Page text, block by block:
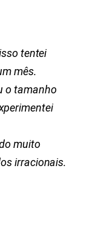
tentei
mês.
o tamanho
muito
irracionais.